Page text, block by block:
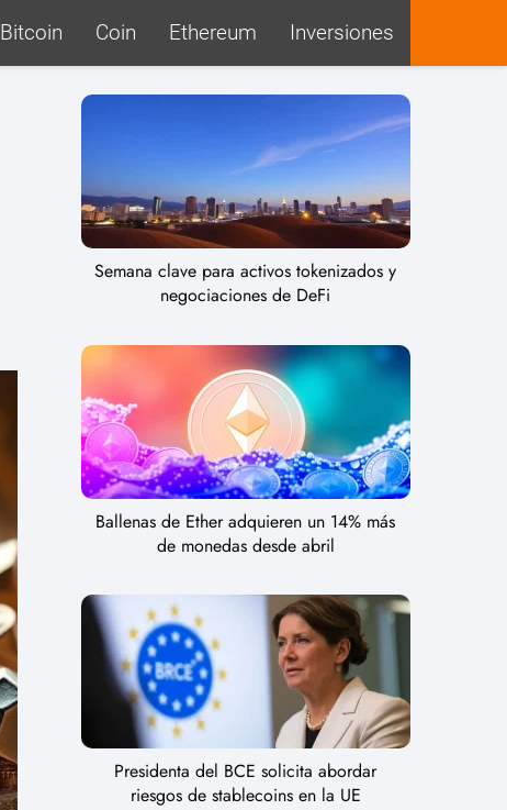
Bitcoin Coin Ethereum Inversiones
Semana clave para activos tokenizados y
negociaciones de DeFi
Ballenas de Ether adquieren un 14% más
de monedas desde abril
Presidenta del BCE solicita abordar
riesgos de stablecoins en la UE